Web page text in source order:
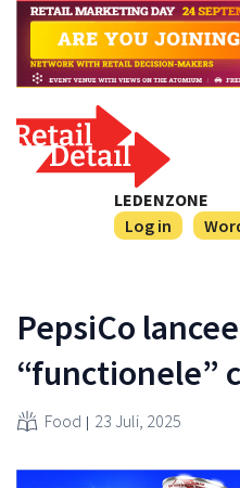
LEDENZONE
Log in
PepsiCo
“functionele”
Food 23 Juli, 2025